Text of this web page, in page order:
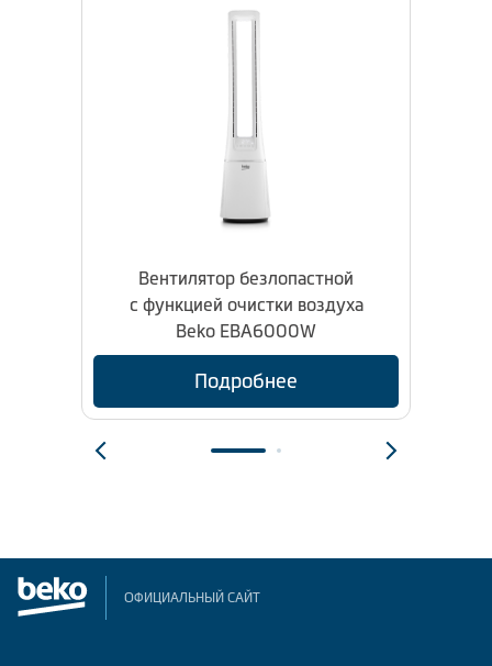
Вентилятор безлопастной
с функцией очистки воздуха
Beko EBA6000W
Подробнее
ОФИЦИАЛЬНЫЙ САЙТ